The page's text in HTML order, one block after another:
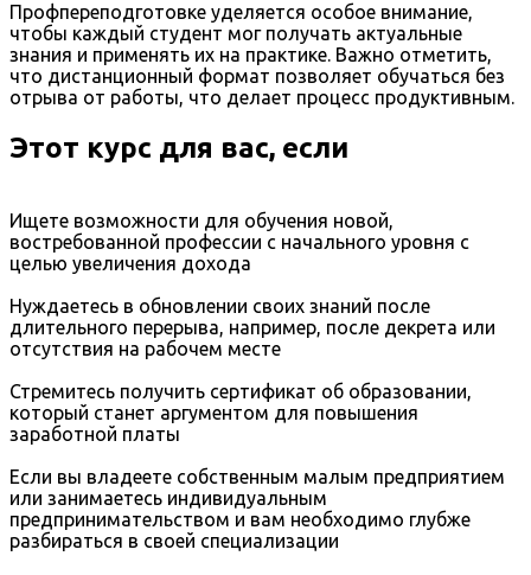
Профпереподготовке уделяется особое внимание,
чтобы каждый студент мог получать актуальные
знания и применять их на практике. Важно отметить,
что дистанционный формат позволяет обучаться без
отрыва от работы, что делает процесс продуктивным.
Этот курс для вас, если
Ищете возможности для обучения новой,
востребованной профессии с начального уровня с
целью увеличения дохода
Нуждаетесь в обновлении своих знаний после
длительного перерыва, например, после декрета или
отсутствия на рабочем месте
Стремитесь получить сертификат об образовании,
который станет аргументом для повышения
заработной платы
Если вы владеете собственным малым предприятием
или занимаетесь индивидуальным
предпринимательством и вам необходимо глубже
разбираться в своей специализации